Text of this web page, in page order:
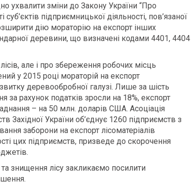
ухвалити зміни до Закону України “Про
підприємницької діяльності, пов’язаної
дію мораторію на експорт інших
деревини, що визначені кодами 4401, 4404
але і про збереження робочих місць
у 2015 році мораторій на експорт
деревообробної галузі. Лише за шість
за рахунок податків зросли на 18%, експорт
– на 50 млн. доларів США. Асоціація
Західної України об’єднує 1260 підприємств з
заборони на експорт лісоматеріалів
цих підприємств, призведе до скорочення
знищення лісу закликаємо посилити